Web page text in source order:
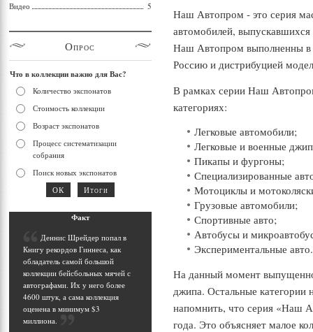
Наш Автопром - это серия
автомобилей,
Наш Автопром выполненны в
Россию и дистрибуцией
В рамках серии Наш
категориях:
Легковые автомобили;
Легковые и военные
Пикапы и фургоны;
Специализированные
Мотоциклы и
Грузовые автомобили;
Спортивные авто;
Автобусы и
Экспериментальные авто.
На данный момент
джипа. Остальные категории
напомнить, что серия «Наш
года. Это объясняет малое
Видео 5
Опрос
Что в коллекции важно для Вас?
Количество экспонатов
Стоимость коллекции
Возраст экспонатов
Процесс систематизации
собрания
Поиск новых экспонатов
Факт
Деннис Шрейдер попал в
Книгу рекордов Гиннеса, как
обладатель самой большой
коллекции бейсбольных мячей с
автографами. Их у него более
4600 штук, а сама коллекция
оценена в минимум $3
миллиона.